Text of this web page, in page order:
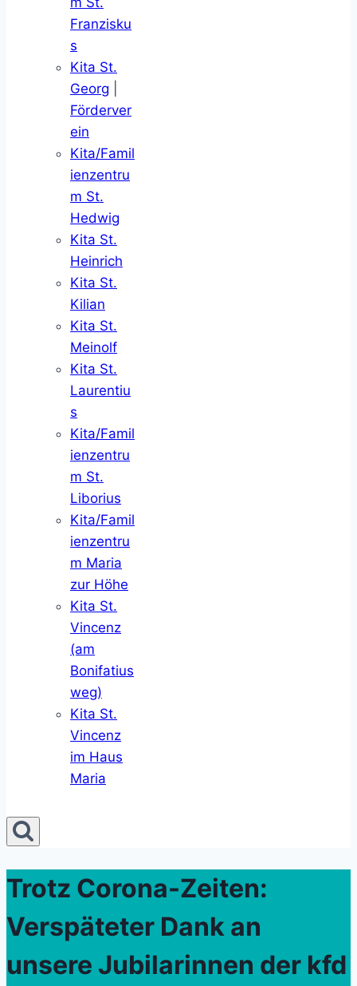
Franzisku
s
Kita St.
Georg
Förderver
ein
Kita/Famil
ienzentru
m St.
Hedwig
Kita St.
Heinrich
Kita St.
Kilian
Kita St.
Meinolf
Kita St.
Laurentiu
s
Kita/Famil
ienzentru
m St.
Liborius
Kita/Famil
ienzentru
m Maria
zur Höhe
Kita St.
Vincenz
(am
Bonifatius
weg)
Kita St.
Vincenz
im Haus
Maria
Trotz Corona-Zeiten:
Verspäteter Dank an
unsere Jubilarinnen der kfd